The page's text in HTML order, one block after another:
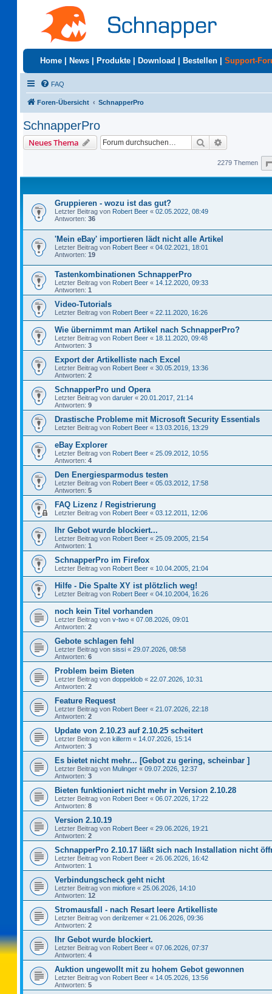
Home News Produkte Download Bestellen Support-
FAQ
Foren-Übersicht SchnapperPro
SchnapperPro
Neues Thema Suche
2279 Themen
Gruppieren - wozu ist das gut?
Letzter Beitrag von Robert Beer « 02.05.2022, 08:49
Antworten: 36
'Mein eBay' importieren lädt nicht alle Artikel
Letzter Beitrag von Robert Beer « 04.02.2021, 18:01
Antworten: 19
Tastenkombinationen SchnapperPro
Letzter Beitrag von Robert Beer « 14.12.2020, 09:33
Antworten: 1
Video-Tutorials
Letzter Beitrag von Robert Beer « 22.11.2020, 16:26
Wie übernimmt man Artikel nach SchnapperPro?
Letzter Beitrag von Robert Beer « 18.11.2020, 09:48
Antworten: 3
Export der Artikelliste nach Excel
Letzter Beitrag von Robert Beer « 30.05.2019, 13:36
Antworten: 2
SchnapperPro und Opera
Letzter Beitrag von daruler « 20.01.2017, 21:14
Antworten: 9
Drastische Probleme mit Microsoft Security Essentials
Letzter Beitrag von Robert Beer « 13.03.2016, 13:29
eBay Explorer
Letzter Beitrag von Robert Beer « 25.09.2012, 10:55
Antworten: 4
Den Energiesparmodus testen
Letzter Beitrag von Robert Beer « 05.03.2012, 17:58
Antworten: 5
FAQ Lizenz / Registrierung
Letzter Beitrag von Robert Beer « 03.12.2011, 12:06
Ihr Gebot wurde blockiert...
Letzter Beitrag von Robert Beer « 25.09.2005, 21:54
Antworten: 1
SchnapperPro im Firefox
Letzter Beitrag von Robert Beer « 10.04.2005, 21:04
Hilfe - Die Spalte XY ist plötzlich weg!
Letzter Beitrag von Robert Beer « 04.10.2004, 16:26
noch kein Titel vorhanden
Letzter Beitrag von v-two « 07.08.2026, 09:01
Antworten: 2
Gebote schlagen fehl
Letzter Beitrag von sissi « 29.07.2026, 08:58
Antworten: 6
Problem beim Bieten
Letzter Beitrag von doppeldob « 22.07.2026, 10:31
Antworten: 2
Feature Request
Letzter Beitrag von Robert Beer « 21.07.2026, 22:18
Antworten: 2
Update von 2.10.23 auf 2.10.25 scheitert
Letzter Beitrag von killerm « 14.07.2026, 15:14
Antworten: 3
Es bietet nicht mehr... [Gebot zu gering, scheinbar ]
Letzter Beitrag von Mulinger « 09.07.2026, 12:37
Antworten: 3
Bieten funktioniert nicht mehr in Version 2.10.28
Letzter Beitrag von Robert Beer « 06.07.2026, 17:22
Antworten: 8
Version 2.10.19
Letzter Beitrag von Robert Beer « 29.06.2026, 19:21
Antworten: 2
SchnapperPro 2.10.17 läßt sich nach Installation nicht
Letzter Beitrag von Robert Beer « 26.06.2026, 16:42
Antworten: 1
Verbindungscheck geht nicht
Letzter Beitrag von miofiore « 25.06.2026, 14:10
Antworten: 12
Stromausfall - nach Resart leere Artikelliste
Letzter Beitrag von derilzemer « 21.06.2026, 09:36
Antworten: 2
Ihr Gebot wurde blockiert.
Letzter Beitrag von Robert Beer « 07.06.2026, 07:37
Antworten: 4
Auktion ungewollt mit zu hohem Gebot gewonnen
Letzter Beitrag von Robert Beer « 14.05.2026, 13:56
Antworten: 5